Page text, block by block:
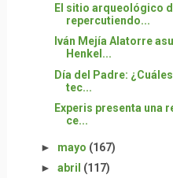
El sitio arqueológico
repercutiendo...
Iván Mejía Alatorre
Henkel...
Día del Padre:
tec...
Experis presenta una
ce...
► mayo (167)
► abril (117)